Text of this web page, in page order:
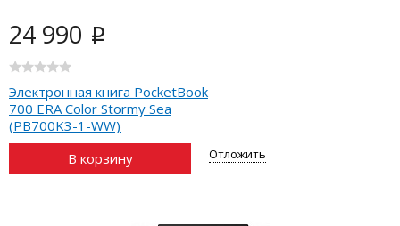
24 990 i
Электронная книга PocketBook
700 ERA Color Stormy Sea
(PB700K3-1-WW)
В корзину
Отложить